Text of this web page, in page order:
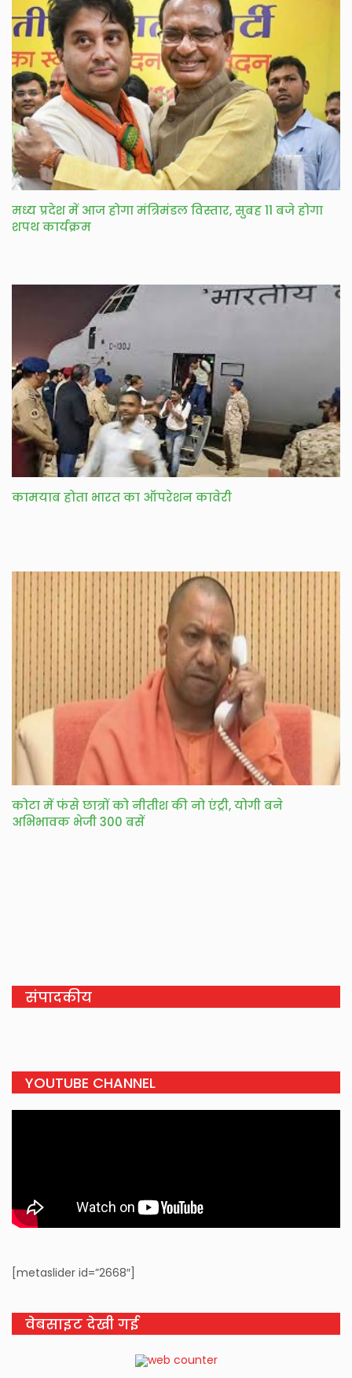
मध्य प्रदेश में आज होगा मंत्रिमंडल विस्तार, सुबह 11 बजे होगा
शपथ कार्यक्रम
कामयाब होता भारत का ऑपरेशन कावेरी
कोटा में फंसे छात्रों को नीतीश की नो एंट्री, योगी बने
अभिभावक भेजी 300 बसें
संपादकीय
YOUTUBE CHANNEL
[metaslider id=”2668″]
वेबसाइट देखी गई